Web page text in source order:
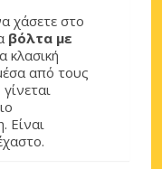
χάσετε στο
βόλτα με
κλασική
από τους
Είναι